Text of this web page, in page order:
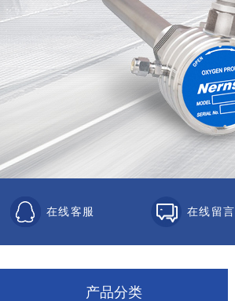
在线客服 在线留言
产品分类